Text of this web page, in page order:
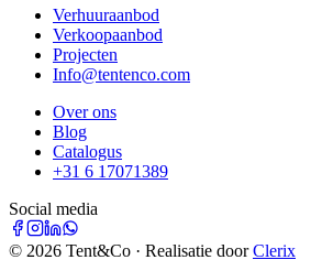
Verhuuraanbod
Verkoopaanbod
Projecten
Info@tentenco.com
Over ons
Blog
Catalogus
+31 6 17071389
Social media
© 2026 Tent&Co · Realisatie door Clerix